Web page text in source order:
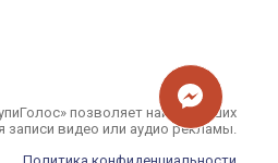
позволяет найти лучших
записи видео или аудио рекламы.